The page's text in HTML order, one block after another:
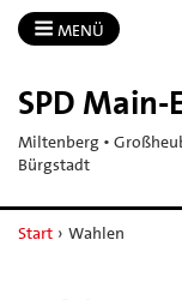
MENÜ
SPD Main-​
Miltenberg •
Bürgstadt
Start › Wahlen